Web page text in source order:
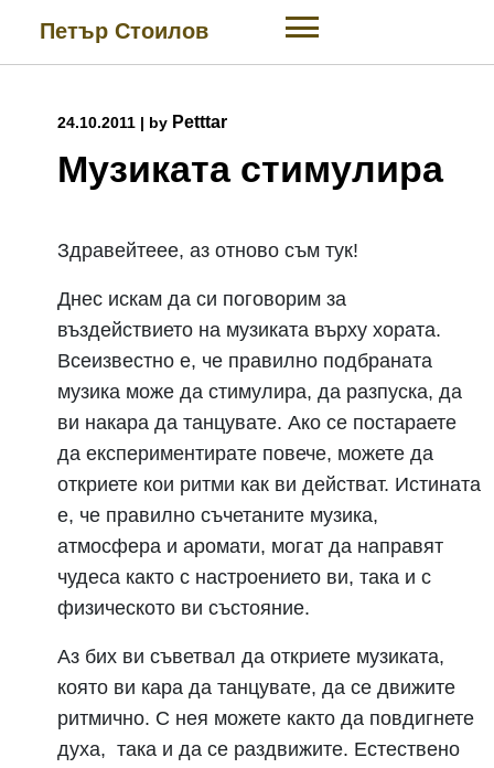
content
Петър Стоилов
24.10.2011 | by Petttar
Музиката стимулира
Здравейтеее, аз отново съм тук!
Днес искам да си поговорим за
въздействието на музиката върху хората.
Всеизвестно е, че правилно подбраната
музика може да стимулира, да разпуска, да
ви накара да танцувате. Ако се постараете
да експериментирате повече, можете да
откриете кои ритми как ви действат. Истината
е, че правилно съчетаните музика,
атмосфера и аромати, могат да направят
чудеса както с настроението ви, така и с
физическото ви състояние.
Аз бих ви съветвал да откриете музиката,
която ви кара да танцувате, да се движите
ритмично. С нея можете както да повдигнете
духа, така и да се раздвижите. Естествено